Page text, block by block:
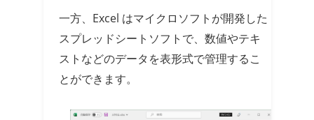
一方、Excel はマイクロソフトが開発した
スプレッドシートソフトで、数値やテキ
ストなどのデータを表形式で管理するこ
とができます。